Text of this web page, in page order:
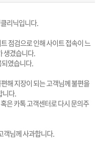
및 휴무 안내
리닉입니다.
점검으로 인해 사이트 접속이 느
생겼습니다.
였습니다.
해 지장이 되는 고객님께 불편을
니다.
은 카톡 고객센터로 다시 문의주
객님께 사과합니다.